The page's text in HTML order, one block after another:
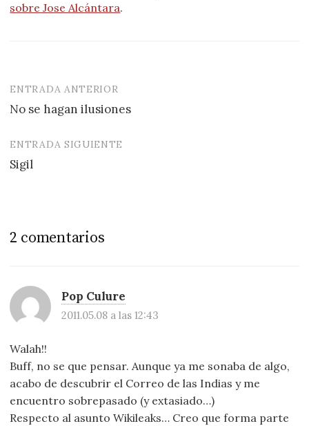
sobre Jose Alcántara.
Navegación
de
entradas
ENTRADA ANTERIOR
No se hagan ilusiones
ENTRADA SIGUIENTE
Sigil
2 comentarios
Pop Culure
2011.05.08 a las 12:43
Walah!!
Buff, no se que pensar. Aunque ya me sonaba de algo,
acabo de descubrir el Correo de las Indias y me
encuentro sobrepasado (y extasiado…)
Respecto al asunto Wikileaks… Creo que forma parte